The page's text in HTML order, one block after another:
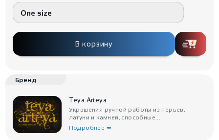
One size
В корзину
Бренд
Teya Arteya
Украшения ручной работы из перьев,
латуни и камней, способные...
Подробнее ➥